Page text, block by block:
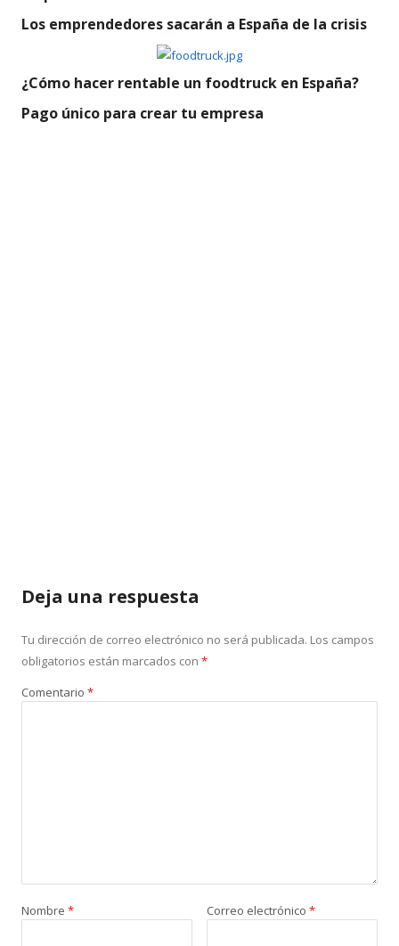
Los emprendedores sacarán a España de la crisis
¿Cómo hacer rentable un foodtruck en España?
Pago único para crear tu empresa
Deja una respuesta
Tu dirección de correo electrónico no será publicada. Los campos
obligatorios están marcados con *
Comentario *
Nombre * Correo electrónico *